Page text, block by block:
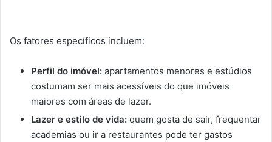
Os fatores específicos incluem:
Perfil do imóvel: apartamentos menores e estúdios
costumam ser mais acessíveis do que imóveis
maiores com áreas de lazer.
Lazer e estilo de vida: quem gosta de sair, frequentar
academias ou ir a restaurantes pode ter gastos